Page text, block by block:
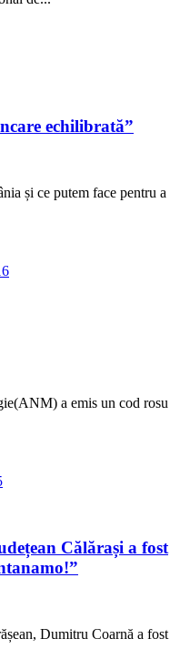
echilibrată”
și ce putem face pentru a
a emis un cod rosu
Călărași a fost
Dumitru Coarnă a fost